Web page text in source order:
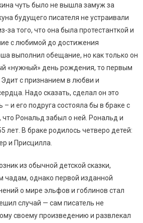
чуть было не вышла замуж за
будущего писателя не устраивали
за того, что она была протестанткой и
с любимой до достижения
выполнил обещание, но как только он
«нужный» день рождения, то первым
с признанием в любви и
Надо сказать, сделал он это
и его подруга состояла бы в браке с
Рональд забыл о ней. Рональд и
лет. В браке родилось четверо детей:
и Присцилла.
из обычной детской сказки,
чадам, однако первой изданной
о мире эльфов и гоблинов стал
случай — сам писатель не
своему произведению и развлекал